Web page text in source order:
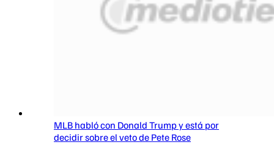
MLB habló con Donald Trump y está por
decidir sobre el veto de Pete Rose